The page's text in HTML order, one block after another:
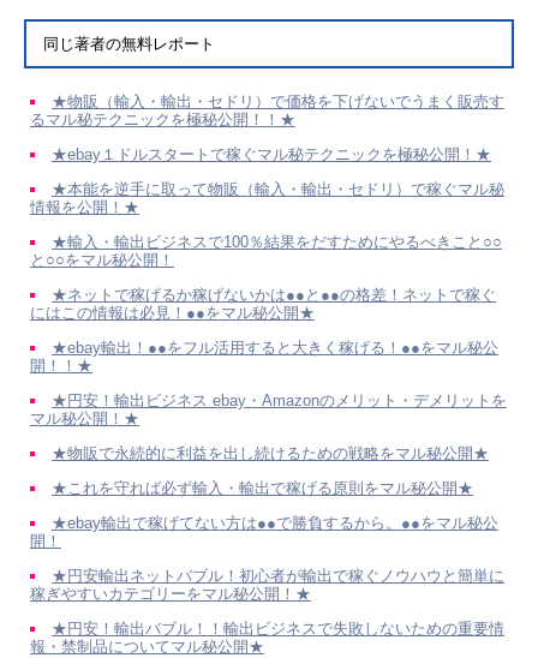
同じ著者の無料レポート
★物販（輸入・輸出・セドリ）で価格を下げないでうまく販売す
るマル秘テクニックを極秘公開！！★
★ebay１ドルスタートで稼ぐマル秘テクニックを極秘公開！★
★本能を逆手に取って物販（輸入・輸出・セドリ）で稼ぐマル秘
情報を公開！★
★輸入・輸出ビジネスで100％結果をだすためにやるべきこと○○
と○○をマル秘公開！
★ネットで稼げるか稼げないかは●●と●●の格差！ネットで稼ぐ
にはこの情報は必見！●●をマル秘公開★
★ebay輸出！●●をフル活用すると大きく稼げる！●●をマル秘公
開！！★
★円安！輸出ビジネス ebay・Amazonのメリット・デメリットを
マル秘公開！★
★物販で永続的に利益を出し続けるための戦略をマル秘公開★
★これを守れば必ず輸入・輸出で稼げる原則をマル秘公開★
★ebay輸出で稼げてない方は●●で勝負するから。●●をマル秘公
開！
★円安輸出ネットバブル！初心者が輸出で稼ぐノウハウと簡単に
稼ぎやすいカテゴリーをマル秘公開！★
★円安！輸出バブル！！輸出ビジネスで失敗しないための重要情
報・禁制品についてマル秘公開★